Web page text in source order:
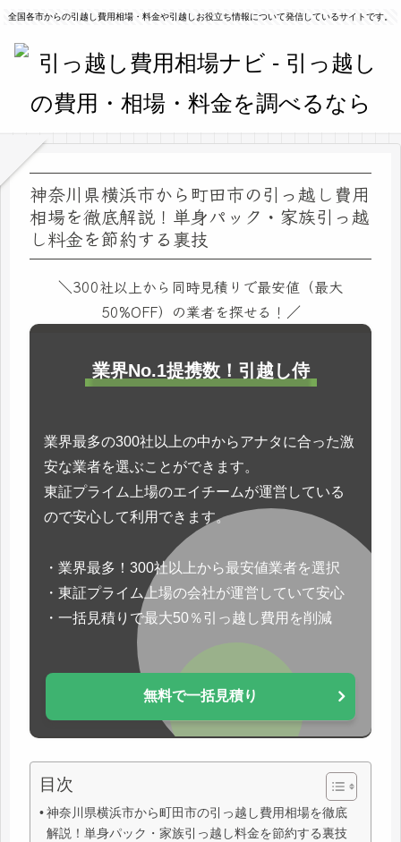
全国各市からの引越し費用相場・料金や引越しお役立ち情報について発信しているサイトです。
神奈川県横浜市から町田市の引っ越し費用
相場を徹底解説！単身パック・家族引っ越
し料金を節約する裏技
＼300社以上から同時見積りで最安値（最大
50%OFF）の業者を探せる！／
業界No.1提携数！引越し侍
業界最多の300社以上の中からアナタに合った激
安な業者を選ぶことができます。
東証プライム上場のエイチームが運営している
ので安心して利用できます。
・業界最多！300社以上から最安値業者を選択
・東証プライム上場の会社が運営していて安心
・一括見積りで最大50％引っ越し費用を削減
無料で一括見積り
目次
神奈川県横浜市から町田市の引っ越し費用相場を徹底
解説！単身パック・家族引っ越し料金を節約する裏技